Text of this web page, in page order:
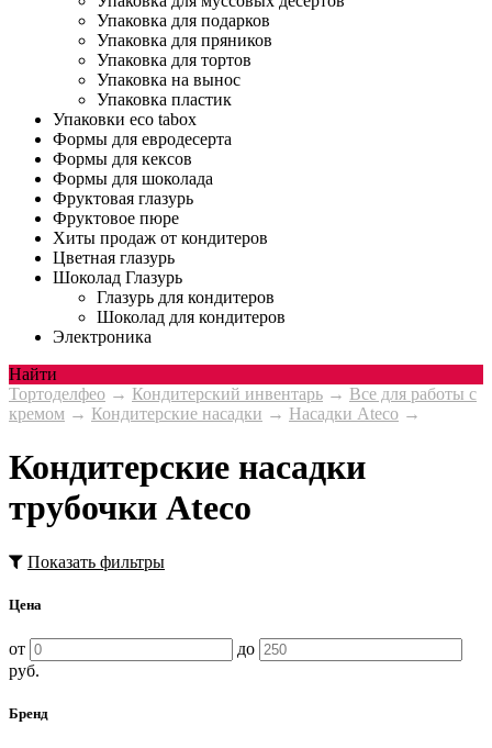
Упаковка для подарков
Упаковка для пряников
Упаковка для тортов
Упаковка на вынос
Упаковка пластик
Упаковки eco tabox
Формы для евродесерта
Формы для кексов
Формы для шоколада
Фруктовая глазурь
Фруктовое пюре
Хиты продаж от кондитеров
Цветная глазурь
Шоколад Глазурь
Глазурь для кондитеров
Шоколад для кондитеров
Электроника
Найти
Тортоделфео → Кондитерский инвентарь → Все для работы с
кремом → Кондитерские насадки → Насадки Ateco →
Кондитерские насадки
трубочки Ateco
Показать фильтры
Цена
от
до
руб.
Бренд